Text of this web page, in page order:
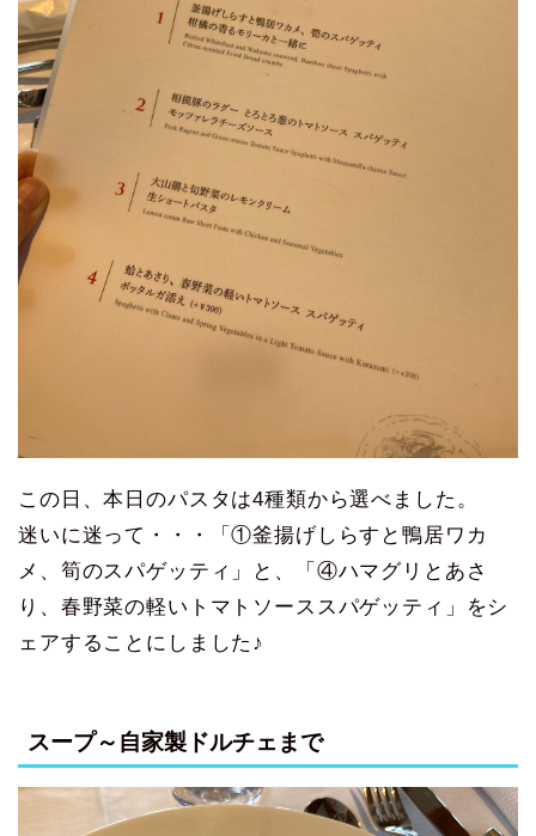
この日、本日のパスタは4種類から選べました。
迷いに迷って・・・「①釜揚げしらすと鴨居ワカ
メ、筍のスパゲッティ」と、「④ハマグリとあさ
り、春野菜の軽いトマトソーススパゲッティ」をシ
ェアすることにしました♪
スープ～自家製ドルチェまで